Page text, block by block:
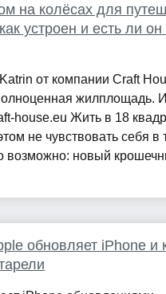
на колёсах для
устроен и есть ли он
от компании Craft
жилплощадь.
house.eu Жить в 18
не чувствовать себя в
возможно: новый
обновляет iPhone и